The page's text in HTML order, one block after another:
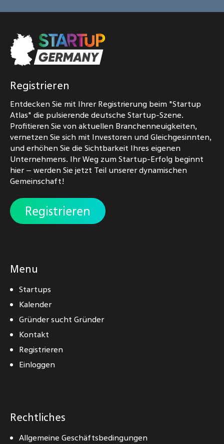
Registrieren
Entdecken Sie mit Ihrer Registrierung beim "Startup
Atlas" die pulsierende deutsche Startup-Szene.
Profitieren Sie von aktuellen Branchenneuigkeiten,
vernetzen Sie sich mit Investoren und Gleichgesinnten,
und erhöhen Sie die Sichtbarkeit Ihres eigenen
Unternehmens. Ihr Weg zum Startup-Erfolg beginnt
hier – werden Sie jetzt Teil unserer dynamischen
Gemeinschaft!
Registrieren
Menu
Startups
Kalender
Gründer sucht Gründer
Kontakt
Registrieren
Einloggen
Rechtliches
Allgemeine Geschäftsbedingungen